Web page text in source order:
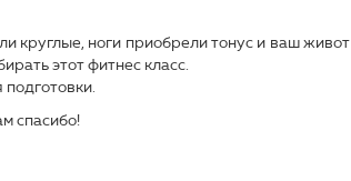
круглые, ноги приобрели тонус и ваш живот
этот фитнес класс.
спасибо!